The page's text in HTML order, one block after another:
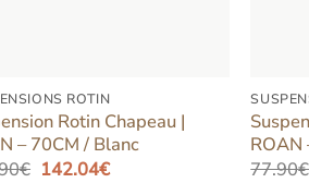
ROTIN
Rotin Chapeau |
– 70CM / Blanc
€ Le
142.04€Le
ROAN
77.90€